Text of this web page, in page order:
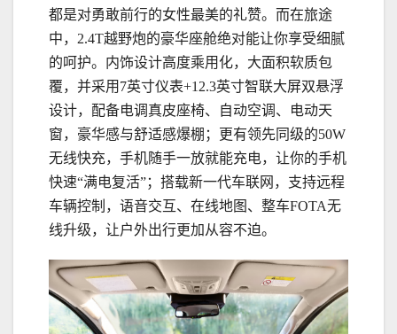
都是对勇敢前行的女性最美的礼赞。而在旅途
中，2.4T越野炮的豪华座舱绝对能让你享受细腻
的呵护。内饰设计高度乘用化，大面积软质包
覆，并采用7英寸仪表+12.3英寸智联大屏双悬浮
设计，配备电调真皮座椅、自动空调、电动天
窗，豪华感与舒适感爆棚；更有领先同级的50W
无线快充，手机随手一放就能充电，让你的手机
快速“满电复活”；搭载新一代车联网，支持远程
车辆控制，语音交互、在线地图、整车FOTA无
线升级，让户外出行更加从容不迫。